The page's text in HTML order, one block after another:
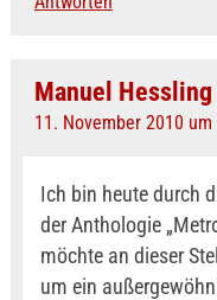
Manuel Hessling
11. November 2010
Ich bin heute durch
der Anthologie
möchte an dieser
um ein